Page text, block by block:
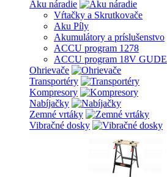
Aku náradie
Vŕtačky a Skrutkovače
Aku Píly
Akumulátory a príslušenstvo
ACCU program 1278
ACCU program 18V GUDE
Ohrievače
Transportéry
Kompresory
Nabíjačky
Zemné vrtáky
Vibračné dosky